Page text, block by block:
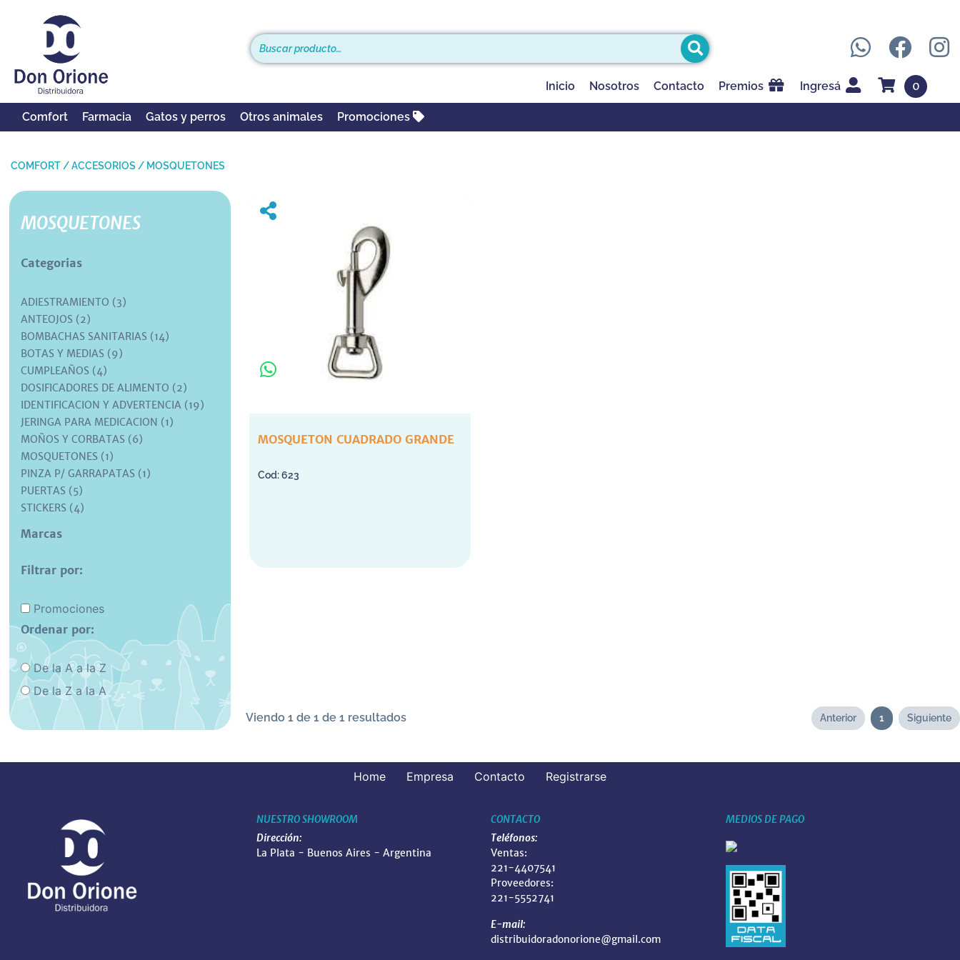
Inicio Nosotros Contacto Premios Ingresá 0
Comfort Farmacia Gatos y perros Otros animales Promociones
COMFORT /ACCESORIOS / MOSQUETONES
MOSQUETONES
Categorias
ADIESTRAMIENTO (3)
ANTEOJOS (2)
BOMBACHAS SANITARIAS (14)
BOTAS Y MEDIAS (9)
CUMPLEAÑOS (4)
DOSIFICADORES DE ALIMENTO (2)
IDENTIFICACION Y ADVERTENCIA (19)
JERINGA PARA MEDICACION (1)
MOÑOS Y CORBATAS (6)
MOSQUETONES (1)
PINZA P/ GARRAPATAS (1)
PUERTAS (5)
STICKERS (4)
Marcas
Filtrar por:
Promociones
Ordenar por:
De la A a la Z
De la Z a la A
MOSQUETON CUADRADO GRANDE
623
Viendo 1 de 1 de 1 resultados Anterior 1 Siguiente
Home Empresa Contacto Registrarse
NUESTRO SHOWROOM
Dirección:
La Plata - Buenos Aires - Argentina
CONTACTO
Teléfonos:
Ventas:
221-4407541
Proveedores:
221-5552741
E-mail:
distribuidoradonorione@gmail.com
MEDIOS DE PAGO